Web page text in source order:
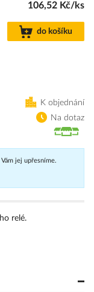
106,52 Kč/ks
do košíku
K objednání
Na dotaz
jej upřesníme.
relé.